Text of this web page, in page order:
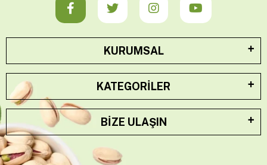
KURUMSAL
KATEGORILER
BIZE ULAŞIN